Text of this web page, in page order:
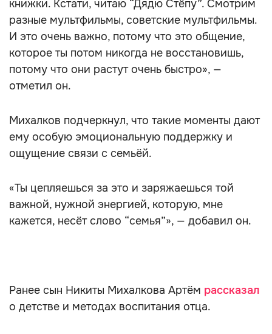
книжки. Кстати, читаю “Дядю Стёпу”. Смотрим
разные мультфильмы, советские мультфильмы.
И это очень важно, потому что это общение,
которое ты потом никогда не восстановишь,
потому что они растут очень быстро», —
отметил он.
Михалков подчеркнул, что такие моменты дают
ему особую эмоциональную поддержку и
ощущение связи с семьёй.
«Ты цепляешься за это и заряжаешься той
важной, нужной энергией, которую, мне
кажется, несёт слово “семья”», — добавил он.
Ранее сын Никиты Михалкова Артём рассказал
о детстве и методах воспитания отца.